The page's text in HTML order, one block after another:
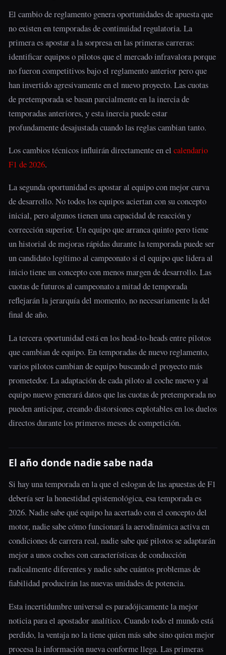
El cambio de reglamento genera oportunidades de apuesta que
no existen en temporadas de continuidad regulatoria. La
primera es apostar a la sorpresa en las primeras carreras:
identificar equipos o pilotos que el mercado infravalora porque
no fueron competitivos bajo el reglamento anterior pero que
han invertido agresivamente en el nuevo proyecto. Las cuotas
de pretemporada se basan parcialmente en la inercia de
temporadas anteriores, y esta inercia puede estar
profundamente desajustada cuando las reglas cambian tanto.
Los cambios técnicos influirán directamente en el calendario
F1 de 2026.
La segunda oportunidad es apostar al equipo con mejor curva
de desarrollo. No todos los equipos aciertan con su concepto
inicial, pero algunos tienen una capacidad de reacción y
corrección superior. Un equipo que arranca quinto pero tiene
un historial de mejoras rápidas durante la temporada puede ser
un candidato legítimo al campeonato si el equipo que lidera al
inicio tiene un concepto con menos margen de desarrollo. Las
cuotas de futuros al campeonato a mitad de temporada
reflejarán la jerarquía del momento, no necesariamente la del
final de año.
La tercera oportunidad está en los head-to-heads entre pilotos
que cambian de equipo. En temporadas de nuevo reglamento,
varios pilotos cambian de equipo buscando el proyecto más
prometedor. La adaptación de cada piloto al coche nuevo y al
equipo nuevo generará datos que las cuotas de pretemporada no
pueden anticipar, creando distorsiones explotables en los duelos
directos durante los primeros meses de competición.
El año donde nadie sabe nada
Si hay una temporada en la que el eslogan de las apuestas de F1
debería ser la honestidad epistemológica, esa temporada es
2026. Nadie sabe qué equipo ha acertado con el concepto del
motor, nadie sabe cómo funcionará la aerodinámica activa en
condiciones de carrera real, nadie sabe qué pilotos se adaptarán
mejor a unos coches con características de conducción
radicalmente diferentes y nadie sabe cuántos problemas de
fiabilidad producirán las nuevas unidades de potencia.
Esta incertidumbre universal es paradójicamente la mejor
noticia para el apostador analítico. Cuando todo el mundo está
perdido, la ventaja no la tiene quien más sabe sino quien mejor
procesa la información nueva conforme llega. Las primeras